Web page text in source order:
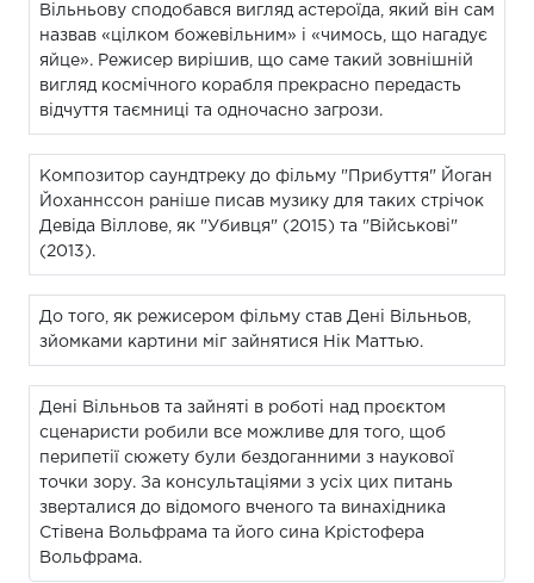
Вільньову сподобався вигляд астероїда, який він сам
назвав «цілком божевільним» і «чимось, що нагадує
яйце». Режисер вирішив, що саме такий зовнішній
вигляд космічного корабля прекрасно передасть
відчуття таємниці та одночасно загрози.
Композитор саундтреку до фільму "Прибуття" Йоган
Йоханнссон раніше писав музику для таких стрічок
Девіда Віллове, як "Убивця" (2015) та "Військові"
(2013).
До того, як режисером фільму став Дені Вільньов,
зйомками картини міг зайнятися Нік Маттью.
Дені Вільньов та зайняті в роботі над проєктом
сценаристи робили все можливе для того, щоб
перипетії сюжету були бездоганними з наукової
точки зору. За консультаціями з усіх цих питань
зверталися до відомого вченого та винахідника
Стівена Вольфрама та його сина Крістофера
Вольфрама.